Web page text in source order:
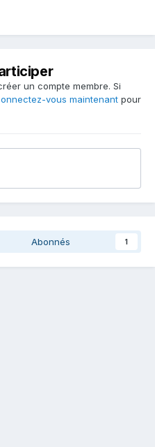
un compte membre. Si
vous maintenant pour
Abonnés 1